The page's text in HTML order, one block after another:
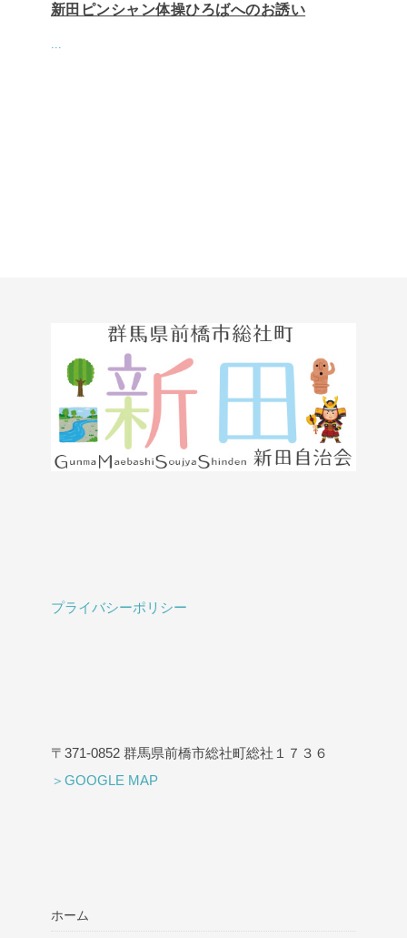
新田ピンシャン体操ひろばへのお誘い
プライバシーポリシー
〒371-0852 群馬県前橋市総社町総社１７３６
＞GOOGLE MAP
ホーム